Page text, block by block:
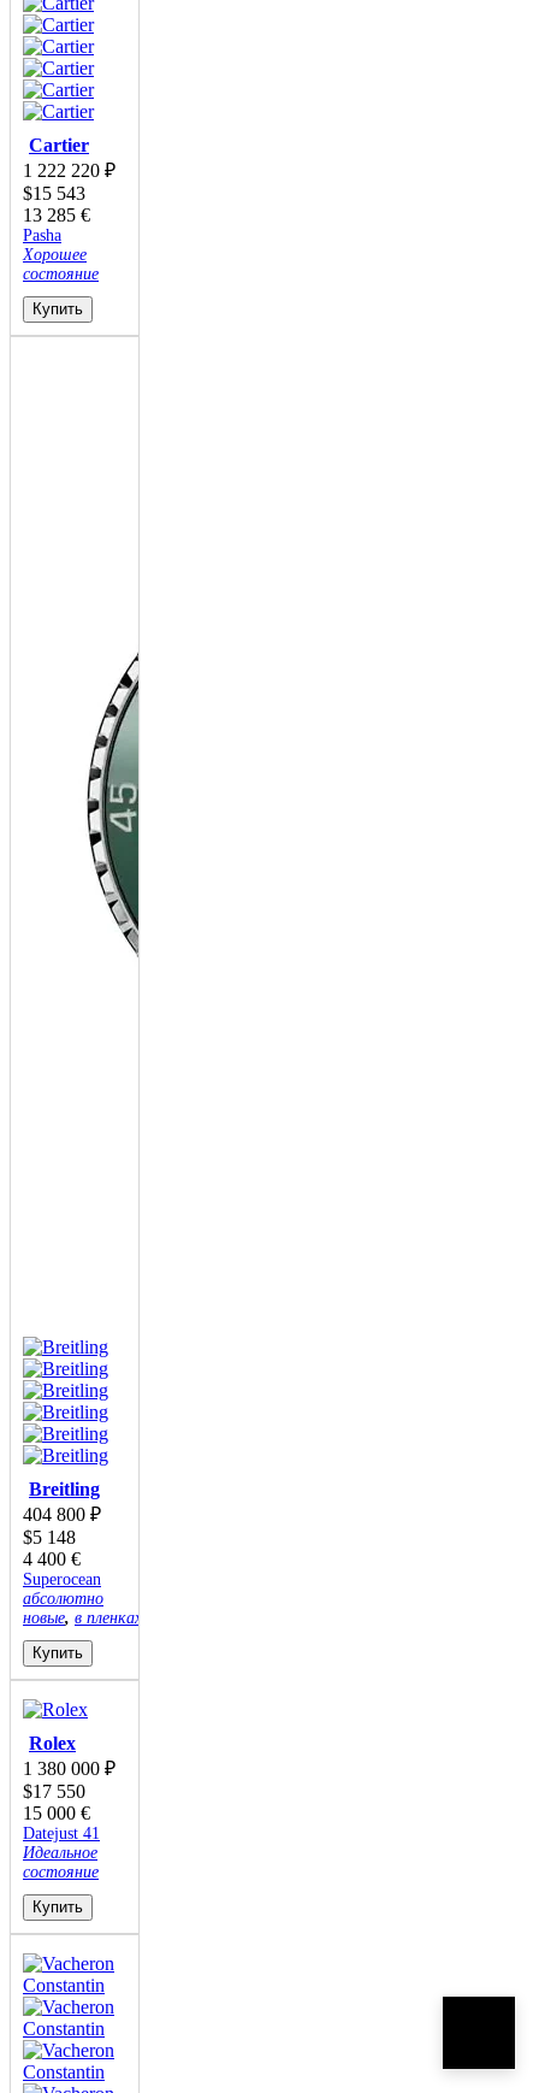
Cartier
1 222 220 ₽
$15 543
13 285 €
Pasha
Хорошее
состояние
Купить
Breitling
404 800 ₽
$5 148
4 400 €
Superocean
абсолютно
новые, в пленках
Купить
Rolex
1 380 000 ₽
$17 550
15 000 €
Datejust 41
Идеальное
состояние
Купить